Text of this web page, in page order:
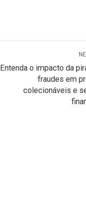
Entenda o impacto da
fraudes em
colecionáveis e